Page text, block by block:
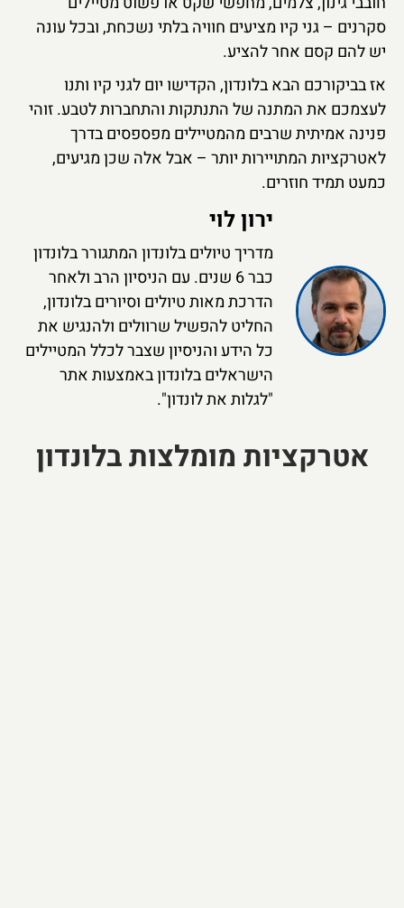
סקרנים – גני קיו מציעים חוויה בלתי נשכחת, ובכל עונה
יש להם קסם אחר להציע.
אז בביקורכם הבא בלונדון, הקדישו יום לגני קיו ותנו
לעצמכם את המתנה של התנתקות והתחברות לטבע. זוהי
פנינה אמיתית שרבים מהמטיילים מפספסים בדרך
לאטרקציות המתויירות יותר – אבל אלה שכן מגיעים,
כמעט תמיד חוזרים.
ירון לוי
מדריך טיולים בלונדון המתגורר בלונדון
כבר 6 שנים. עם הניסיון הרב ולאחר
הדרכת מאות טיולים וסיורים בלונדון,
החליט להפשיל שרוולים ולהנגיש את
כל הידע והניסיון שצבר לכלל המטיילים
הישראלים בלונדון באמצעות אתר
"לגלות את לונדון".
אטרקציות מומלצות בלונדון